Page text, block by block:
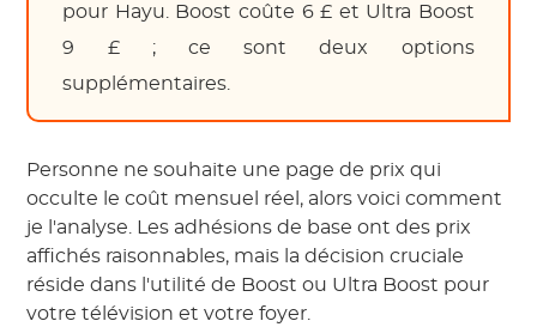
pour Hayu. Boost coûte 6 £ et Ultra Boost
9 £ ; ce sont deux options
supplémentaires.
Personne ne souhaite une page de prix qui
occulte le coût mensuel réel, alors voici comment
je l'analyse. Les adhésions de base ont des prix
affichés raisonnables, mais la décision cruciale
réside dans l'utilité de Boost ou Ultra Boost pour
votre télévision et votre foyer.